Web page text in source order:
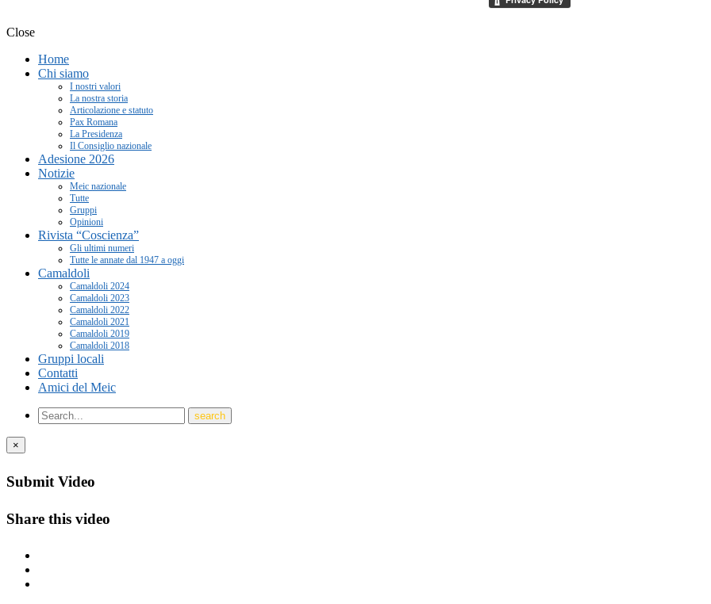
Close
Home
Chi siamo
I nostri valori
La nostra storia
Articolazione e statuto
Pax Romana
La Presidenza
Il Consiglio nazionale
Adesione 2026
Notizie
Meic nazionale
Tutte
Gruppi
Opinioni
Rivista “Coscienza”
Gli ultimi numeri
Tutte le annate dal 1947 a oggi
Camaldoli
Camaldoli 2024
Camaldoli 2023
Camaldoli 2022
Camaldoli 2021
Camaldoli 2019
Camaldoli 2018
Gruppi locali
Contatti
Amici del Meic
×
Submit Video
Share this video